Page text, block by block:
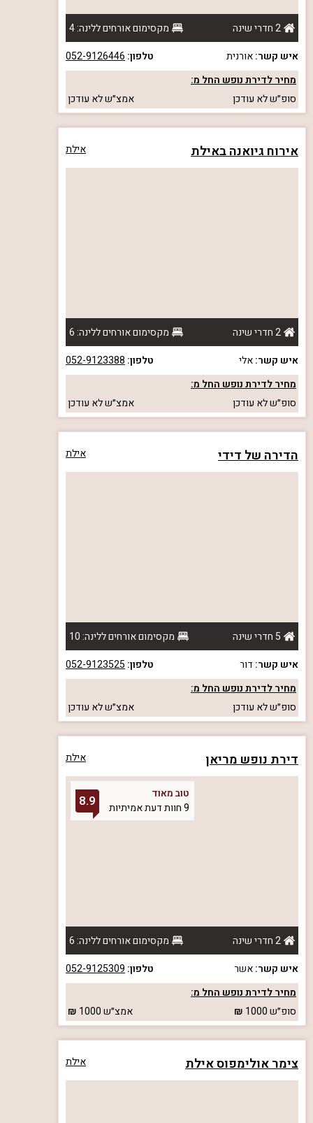
2 חדרי שינה
מקסימום אורחים ללינה: 4
איש קשר:אורנית טלפון: 052-9126446
מחיר לדירת נופש החל מ:
סופ״שלא עודכן אמצ״שלא עודכן
אירוח גיואנה באילת אילת
2 חדרי שינה
מקסימום אורחים ללינה: 6
איש קשר:אלי טלפון: 052-9123388
מחיר לדירת נופש החל מ:
סופ״שלא עודכן אמצ״שלא עודכן
הדירה של דידי אילת
5 חדרי שינה
מקסימום אורחים ללינה: 10
איש קשר: דור טלפון: 052-9123525
מחיר לדירת נופש החל מ:
סופ״שלא עודכן אמצ״שלא עודכן
דירת נופש מריאן אילת
טוב מאוד
9 חוות דעת אמיתיות
8.9
2 חדרי שינה
מקסימום אורחים ללינה: 6
איש קשר:אשר טלפון: 052-9125309
מחיר לדירת נופש החל מ:
סופ״ש1000 אמצ״ש1000
צימר אולימפוס אילת אילת